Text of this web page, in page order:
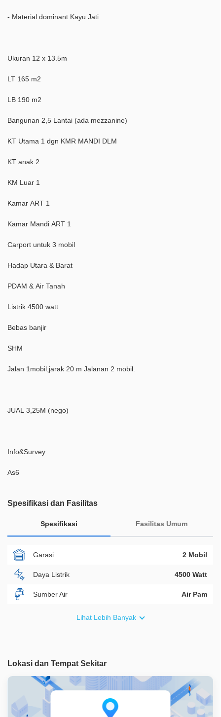
- Material dominant Kayu Jati
Ukuran 12 x 13.5m
LT 165 m2
LB 190 m2
Bangunan 2,5 Lantai (ada mezzanine)
KT Utama 1 dgn KMR MANDI DLM
KT anak 2
KM Luar 1
Kamar ART 1
Kamar Mandi ART 1
Carport untuk 3 mobil
Hadap Utara & Barat
PDAM & Air Tanah
Listrik 4500 watt
Bebas banjir
SHM
Jalan 1mobil,jarak 20 m Jalanan 2 mobil.
JUAL 3,25M (nego)
Info&Survey
As6
Spesifikasi dan Fasilitas
Spesifikasi Fasilitas Umum
Garasi 2 Mobil
Daya Listrik 4500 Watt
Sumber Air Air Pam
Lihat Lebih Banyak
Lokasi dan Tempat Sekitar